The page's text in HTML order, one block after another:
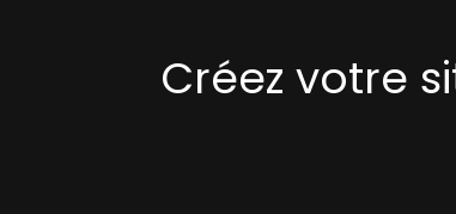
Créez votre